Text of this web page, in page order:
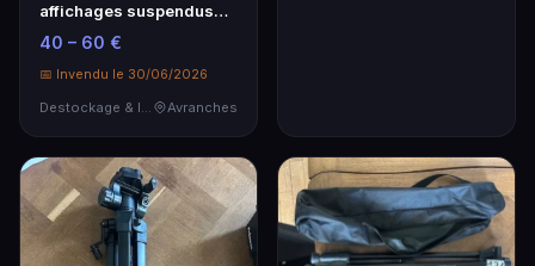
affichages suspendus
pour vitrine commerciale
40 – 60 €
📅 Invendu le 30/06/2026
Destockage & Invendus
Avranches